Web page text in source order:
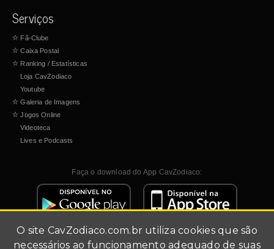
O site CavZodiaco.com.br utiliza cookies que são
necessários ao funcionamento adequado de suas
Serviços
☆ Fã-Clube
☆ Caixa Postal
☆ Ranking / Estatísticas
Loja CavZodiaco
Youtube
☆ Galeria de Imagens
☆ Jogos Online
Videoteca
Lives e Podcasts
Faça o download do App CavZodiaco: